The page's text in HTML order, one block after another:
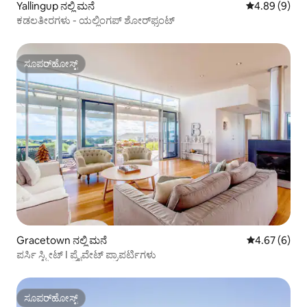
Yallingup ನಲ್ಲಿ ಮನೆ 5 ರಲ್ಲಿ 4.89
4.89 (9)
ಕಡಲತೀರಗಳು - ಯಲ್ಲಿಂಗಪ್ ಶೋರ್‌ಫ್ರಂಟ್
ಸೂಪರ್‌ಹೋಸ್ಟ್
ಸೂಪರ್‌ಹೋಸ್ಟ್
Gracetown ನಲ್ಲಿ ಮನೆ 5 ರಲ್ಲಿ 4.67
4.67 (6)
ಪರ್ಸಿ ಸ್ಟ್ರೀಟ್ I ಪ್ರೈವೇಟ್ ಪ್ರಾಪರ್ಟಿಗಳು
ಸೂಪರ್‌ಹೋಸ್ಟ್
ಸೂಪರ್‌ಹೋಸ್ಟ್